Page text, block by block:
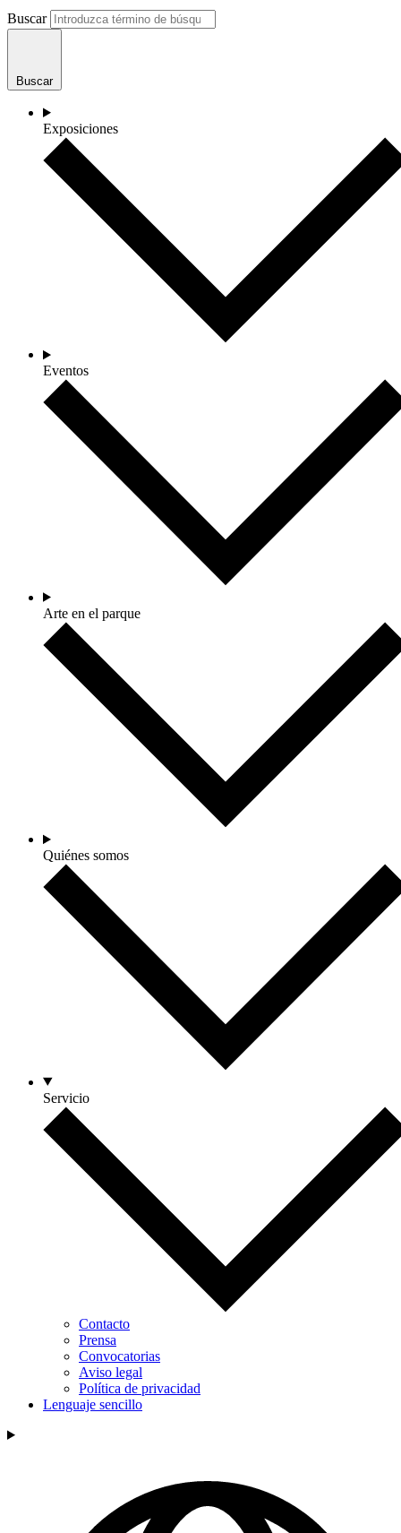
Buscar
Buscar
Exposiciones
Eventos
Arte en el parque
Quiénes somos
Servicio
Contacto
Prensa
Convocatorias
Aviso legal
Política de privacidad
Lenguaje sencillo